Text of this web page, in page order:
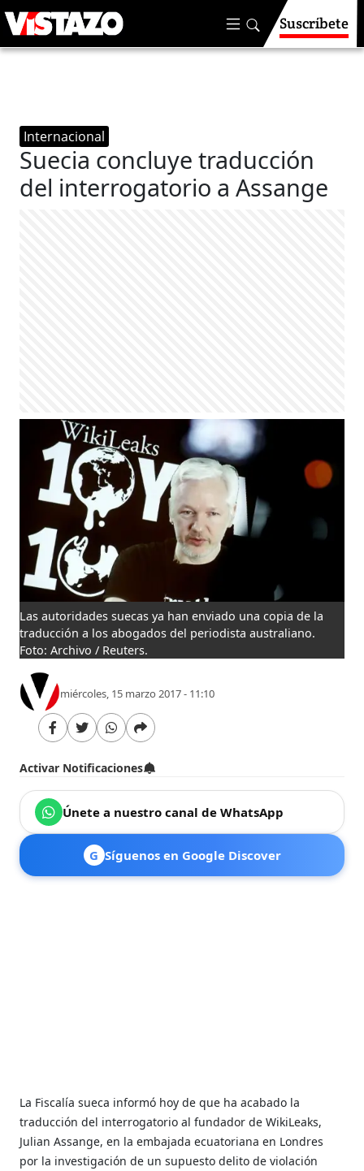
Suscríbete
Internacional
Suecia concluye traducción
del interrogatorio a Assange
Las autoridades suecas ya han enviado una copia de la
traducción a los abogados del periodista australiano.
Foto: Archivo / Reuters.
miércoles, 15 marzo 2017 - 11:10
Activar Notificaciones
Únete a nuestro canal de WhatsApp
G Síguenos en Google Discover
La Fiscalía sueca informó hoy de que ha acabado la
traducción del interrogatorio al fundador de WikiLeaks,
Julian Assange, en la embajada ecuatoriana en Londres
por la investigación de un supuesto delito de violación